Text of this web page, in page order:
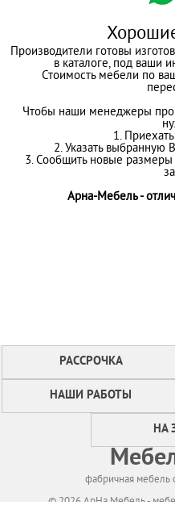
Производители готовы
в каталоге, под ваши
Стоимость мебели по
Чтобы наши менеджеры
1.
2. Указать выбранную
3. Сообщить новые
Арна-Мебель -
РАССРОЧКА
НАШИ РАБОТЫ
НА
фабричная мебель
© 2026 АрНа Мебель -